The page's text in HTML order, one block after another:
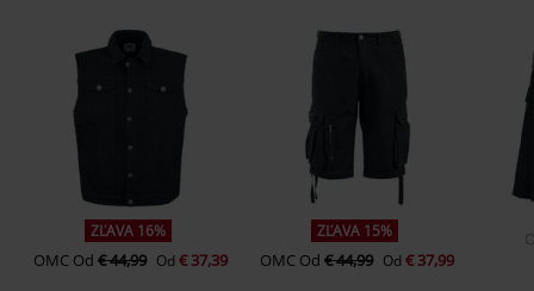
ZĽAVA 16%
OMC Od€ 44,99 Od€ 37,39
ZĽAVA 15%
OMC Od€ 44,99 Od€ 37,99